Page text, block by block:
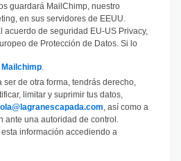
guardará MailChimp, nuestro
en sus servidores de EEUU.
acuerdo de seguridad EU-US Privacy,
de Protección de Datos. Si lo
ser de otra forma, tendrás derecho,
limitar y suprimir tus datos,
, así como a
ante una autoridad de control.
información accediendo a